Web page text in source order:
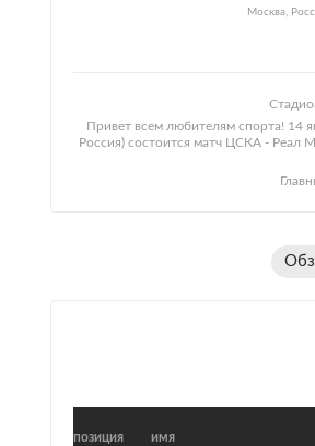
Москва,
Привет всем любителям спорта! 14
Россия) состоится матч ЦСКА - Реал
позиция имя